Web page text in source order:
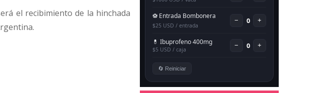
el recibimiento de la hinchada